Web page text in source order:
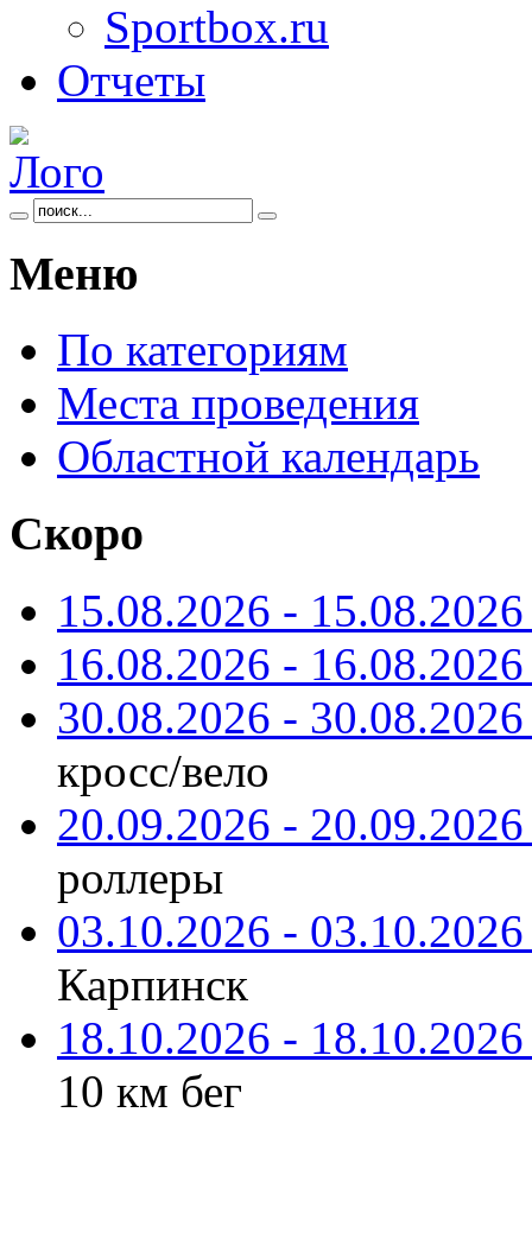
Sportbox.ru
Отчеты
Меню
По категориям
Места проведения
Областной календарь
Скоро
15.08.2026 -
16.08.2026 -
30.08.2026 -
кросс/вело
20.09.2026 -
роллеры
03.10.2026 -
Карпинск
18.10.2026 -
10 км бег